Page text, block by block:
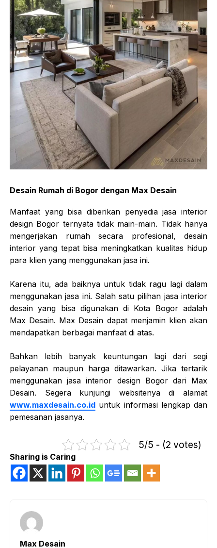
Desain Rumah di Bogor dengan Max Desain
Manfaat yang bisa diberikan penyedia jasa interior
design Bogor ternyata tidak main-main. Tidak hanya
mengerjakan rumah secara profesional, desain
interior yang tepat bisa meningkatkan kualitas hidup
para klien yang menggunakan jasa ini.
Karena itu, ada baiknya untuk tidak ragu lagi dalam
menggunakan jasa ini. Salah satu pilihan jasa interior
desain yang bisa digunakan di Kota Bogor adalah
Max Desain. Max Desain dapat menjamin klien akan
mendapatkan berbagai manfaat di atas.
Bahkan lebih banyak keuntungan lagi dari segi
pelayanan maupun harga ditawarkan. Jika tertarik
menggunakan jasa interior design Bogor dari Max
Desain. Segera kunjungi websitenya di alamat
www.maxdesain.co.id untuk informasi lengkap dan
pemesanan jasanya.
5/5 - (2 votes)
Sharing is Caring
Max Desain